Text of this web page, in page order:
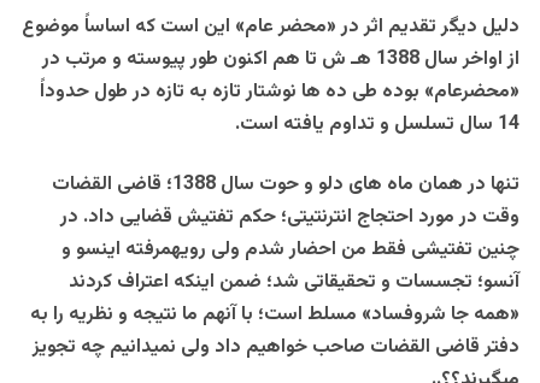
دلیل دیگر تقدیم اثر در «محضر عام» این است که اساساً موضوع
از اواخر سال 1388 هـ ش تا هم اکنون طور پیوسته و مرتب در
«محضرعام» بوده طی ده ها نوشتار تازه به تازه در طول حدوداً
14 سال تسلسل و تداوم یافته است.
تنها در همان ماه های دلو و حوت سال 1388؛ قاضی القضات
وقت در مورد احتجاج انترنتیتی؛ حکم تفتیش قضایی داد. در
چنین تفتیشی فقط من احضار شدم ولی رویهمرفته اینسو و
آنسو؛ تجسسات و تحقیقاتی شد؛ ضمن اینکه اعتراف کردند
«همه جا شروفساد» مسلط است؛ با آنهم ما نتیجه و نظریه را به
دفتر قاضی القضات صاحب خواهیم داد ولی نمیدانیم چه تجویز